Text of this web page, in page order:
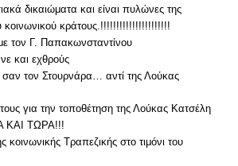
δικαιώματα και είναι πυλώνες της
κοινωνικού κράτους.!!!!!!!!!!!!!!!!!!!!!!
τον Γ. Παπακωνσταντίνου
και εχθρούς
τον Στουρνάρα… αντί της Λούκας
για την τοποθέτηση της Λούκας Κατσέλη
ΚΑΙ ΤΩΡΑ!!!
κοινωνικής Τραπεζικής στο τιμόνι του